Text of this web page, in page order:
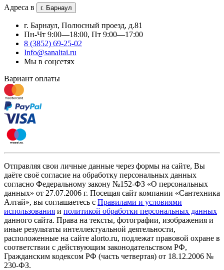
Адреса в г. Барнаул
г. Барнаул, Полюсный проезд, д.81
Пн-Чт 9:00—18:00, Пт 9:00—17:00
8 (3852) 69-25-02
Info@sanaltai.ru
Мы в соцсетях
Вариант оплаты
Отправляя свои личные данные через формы на сайте, Вы
даёте своё согласие на обработку персональных данных
согласно Федеральному закону №152-ФЗ «О персональных
данных» от 27.07.2006 г. Посещая сайт компании «Cантехника
Алтай», вы соглашаетесь с Правилами и условиями
использования и политикой обработки персональных данных
данного сайта. Права на тексты, фотографии, изображения и
иные результаты интеллектуальной деятельности,
расположенные на сайте alorto.ru, подлежат правовой охране в
соответствии с действующим законодательством РФ,
Гражданским кодексом РФ (часть четвертая) от 18.12.2006 №
230-ФЗ.